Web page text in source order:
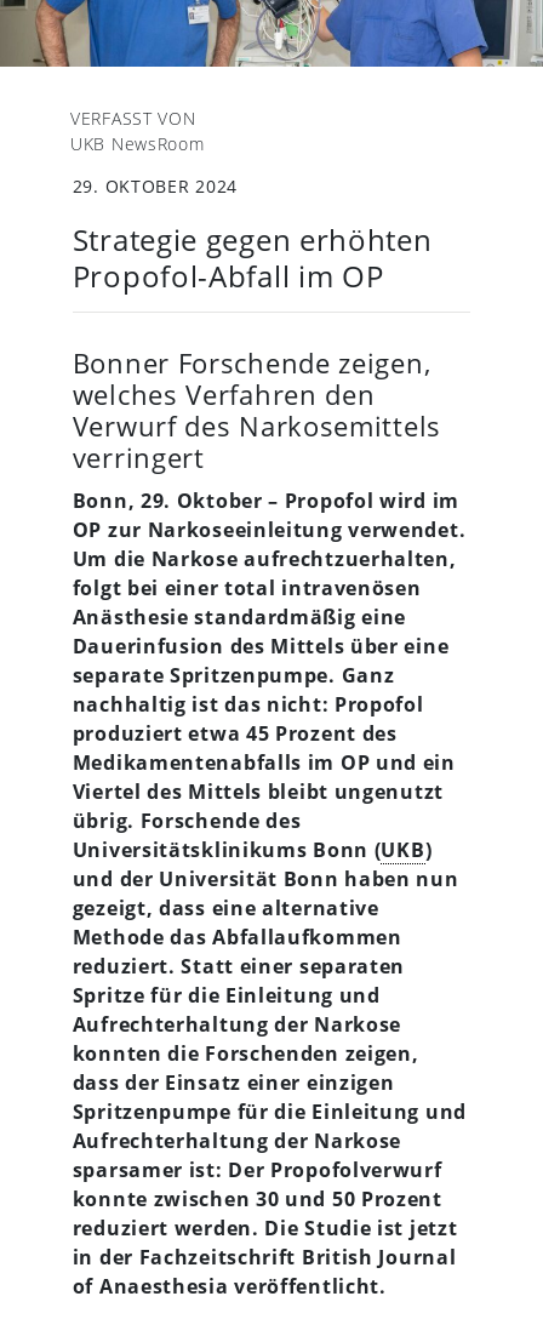
VERFASST VON
UKB NewsRoom
29. OKTOBER 2024
Strategie gegen erhöhten
Propofol-Abfall im OP
Bonner Forschende zeigen,
welches Verfahren den
Verwurf des Narkosemittels
verringert
Bonn, 29. Oktober – Propofol wird im
OP zur Narkoseeinleitung verwendet.
Um die Narkose aufrechtzuerhalten,
folgt bei einer total intravenösen
Anästhesie standardmäßig eine
Dauerinfusion des Mittels über eine
separate Spritzenpumpe. Ganz
nachhaltig ist das nicht: Propofol
produziert etwa 45 Prozent des
Medikamentenabfalls im OP und ein
Viertel des Mittels bleibt ungenutzt
übrig. Forschende des
Universitätsklinikums Bonn (UKB)
und der Universität Bonn haben nun
gezeigt, dass eine alternative
Methode das Abfallaufkommen
reduziert. Statt einer separaten
Spritze für die Einleitung und
Aufrechterhaltung der Narkose
konnten die Forschenden zeigen,
dass der Einsatz einer einzigen
Spritzenpumpe für die Einleitung und
Aufrechterhaltung der Narkose
sparsamer ist: Der Propofolverwurf
konnte zwischen 30 und 50 Prozent
reduziert werden. Die Studie ist jetzt
in der Fachzeitschrift British Journal
of Anaesthesia veröffentlicht.